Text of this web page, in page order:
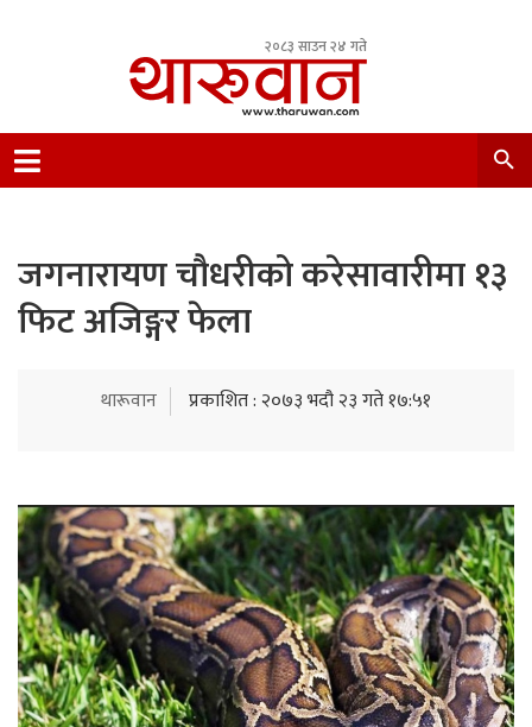
२०८३ साउन २४ गते
Nepal.
जगनारायण चौधरीको करेसावारीमा १३
फिट अजिङ्गर फेला
थारूवान प्रकाशित : २०७३ भदौ २३ गते १७:५१